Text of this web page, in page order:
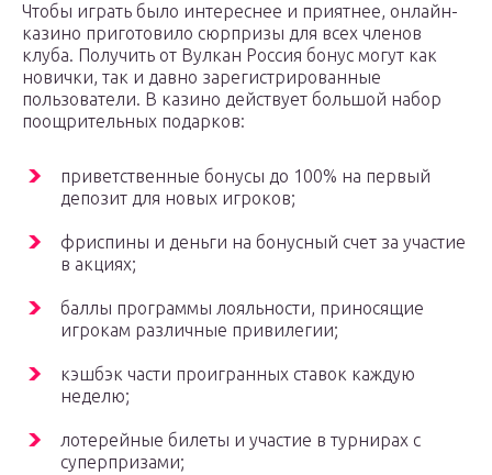
Чтобы играть было интереснее и приятнее, онлайн-
казино приготовило сюрпризы для всех членов
клуба. Получить от Вулкан Россия бонус могут как
новички, так и давно зарегистрированные
пользователи. В казино действует большой набор
поощрительных подарков:
приветственные бонусы до 100% на первый
депозит для новых игроков;
фриспины и деньги на бонусный счет за участие
в акциях;
баллы программы лояльности, приносящие
игрокам различные привилегии;
кэшбэк части проигранных ставок каждую
неделю;
лотерейные билеты и участие в турнирах с
суперпризами;